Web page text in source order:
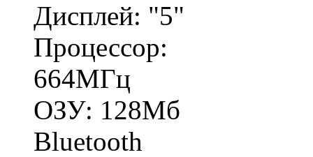
Дисплей: "5"
Процессор:
664МГц
ОЗУ: 128Мб
Bluetooth